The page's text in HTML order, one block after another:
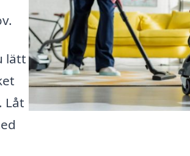
lätt
Låt